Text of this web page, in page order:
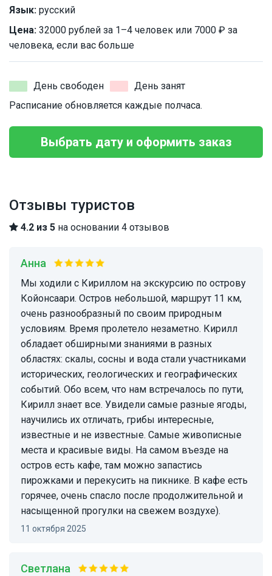
Язык: русский
Цена: 32000 рублей за 1–4 человек или 7000 ₽ за
человека, если вас больше
День свободен
День занят
Расписание обновляется каждые полчаса.
Выбрать дату и оформить заказ
Отзывы туристов
4.2 из 5 на основании 4 отзывов
Анна
Мы ходили с Кириллом на экскурсию по острову
Койонсаари. Остров небольшой, маршрут 11 км,
очень разнообразный по своим природным
условиям. Время пролетело незаметно. Кирилл
обладает обширными знаниями в разных
областях: скалы, сосны и вода стали участниками
исторических, геологических и географических
событий. Обо всем, что нам встречалось по пути,
Кирилл знает все. Увидели самые разные ягоды,
научились их отличать, грибы интересные,
известные и не известные. Самые живописные
места и красивые виды. На самом въезде на
остров есть кафе, там можно запастись
пирожками и перекусить на пикнике. В кафе есть
горячее, очень спасло после продолжительной и
насыщенной прогулки на свежем воздухе).
11 октября 2025
Светлана